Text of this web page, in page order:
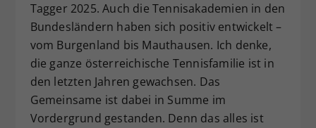
Tagger 2025. Auch die Tennisakademien in den
Bundesländern haben sich positiv entwickelt –
vom Burgenland bis Mauthausen. Ich denke,
die ganze österreichische Tennisfamilie ist in
den letzten Jahren gewachsen. Das
Gemeinsame ist dabei in Summe im
Vordergrund gestanden. Denn das alles ist